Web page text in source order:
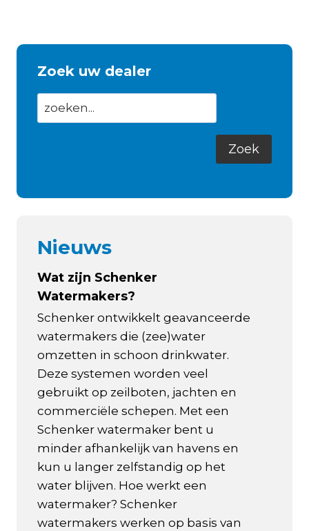
Zoek uw dealer
Nieuws
Wat zijn Schenker
Watermakers?
Schenker ontwikkelt geavanceerde
watermakers die (zee)water
omzetten in schoon drinkwater.
Deze systemen worden veel
gebruikt op zeilboten, jachten en
commerciële schepen. Met een
Schenker watermaker bent u
minder afhankelijk van havens en
kun u langer zelfstandig op het
water blijven. Hoe werkt een
watermaker? Schenker
watermakers werken op basis van